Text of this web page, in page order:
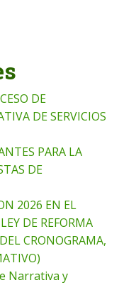
DE
DE SERVICIOS
PARA LA
DE
2026 EN EL
DE REFORMA
CRONOGRAMA,
Narrativa y